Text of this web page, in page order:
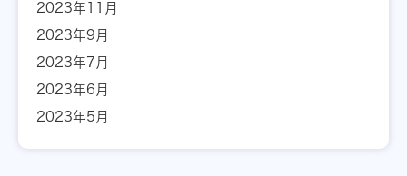
2023年11月
2023年9月
2023年7月
2023年6月
2023年5月